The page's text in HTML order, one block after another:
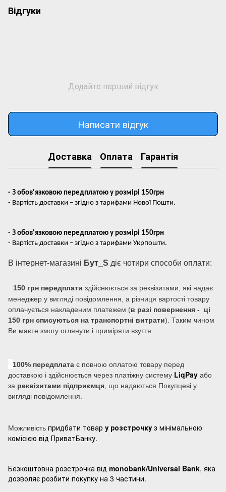
Відгуки
Додайте перший відгук
Написати відгук
Доставка Оплата Гарантія
- З обов'язковою передплатою у розмірі 150грн
- Вартість доставки – згідно з тарифами Нової Пошти.
- З обов'язковою передплатою у розмірі 150грн
- Вартість доставки – згідно з тарифами Укрпошти.
В інтернет-магазині Бут_S діє чотири способи оплати:
150 грн передплати здійснюється за реквізитами, які надає
менеджер у вигляді повідомлення, а різниця вартості товару
оплачується накладеним платежем (в разі повернення - ці
150 грн списуються на транспортні витрати). Таким чином
Ви маєте змогу оглянути і приміряти взуття.
100% передплата є повною оплатою товару перед
доставкою і здійснюється через платіжну систему LiqPay або
за реквізитами підприємця , що надаються Покупцеві у
вигляді повідомлення.
Можливість придбати товар у розстрочку з мінімальною
комісією від ПриватБанку.
Безкоштовна розстрочка від monobank/Universal Bank, яка
дозволяє розбити покупку на 3 частини.